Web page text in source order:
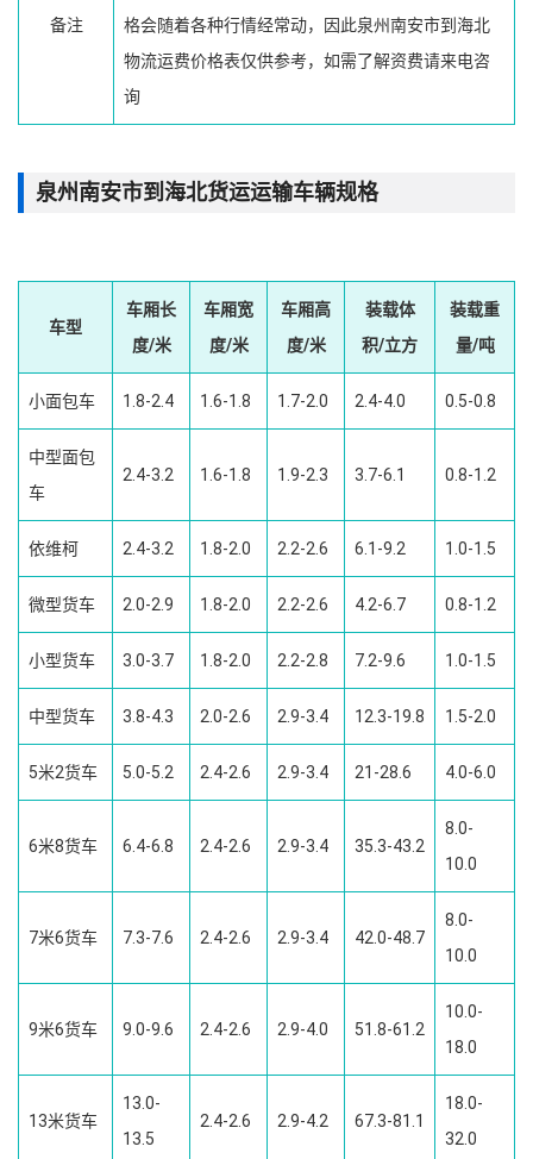
备注
格会随着各种行情经常动，因此泉州南安市到海北
物流运费价格表仅供参考，如需了解资费请来电咨
询
泉州南安市到海北货运运输车辆规格
车型
车厢长
度/米
车厢宽
度/米
车厢高
度/米
装载体
积/立方
装载重
量/吨
小面包车 1.8-2.4 1.6-1.8 1.7-2.0 2.4-4.0 0.5-0.8
中型面包
车
2.4-3.2 1.6-1.8 1.9-2.3 3.7-6.1 0.8-1.2
依维柯 2.4-3.2 1.8-2.0 2.2-2.6 6.1-9.2 1.0-1.5
微型货车 2.0-2.9 1.8-2.0 2.2-2.6 4.2-6.7 0.8-1.2
小型货车 3.0-3.7 1.8-2.0 2.2-2.8 7.2-9.6 1.0-1.5
中型货车 3.8-4.3 2.0-2.6 2.9-3.4 12.3-19.8 1.5-2.0
5米2货车 5.0-5.2 2.4-2.6 2.9-3.4 21-28.6 4.0-6.0
6米8货车 6.4-6.8 2.4-2.6 2.9-3.4 35.3-43.2
8.0-
10.0
7米6货车 7.3-7.6 2.4-2.6 2.9-3.4 42.0-48.7
8.0-
10.0
9米6货车 9.0-9.6 2.4-2.6 2.9-4.0 51.8-61.2
10.0-
18.0
13米货车
13.0-
13.5
2.4-2.6 2.9-4.2 67.3-81.1
18.0-
32.0